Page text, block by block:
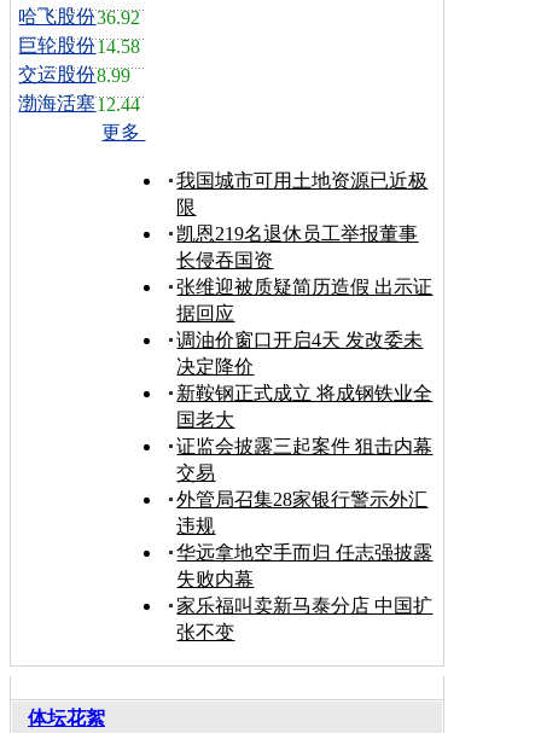
哈飞股份36.92
巨轮股份14.58
交运股份8.99
渤海活塞12.44
更多
我国城市可用土地资源已近极
限
凯恩219名退休员工举报董事
长侵吞国资
张维迎被质疑简历造假 出示证
据回应
调油价窗口开启4天 发改委未
决定降价
新鞍钢正式成立 将成钢铁业全
国老大
证监会披露三起案件 狙击内幕
交易
外管局召集28家银行警示外汇
违规
华远拿地空手而归 任志强披露
失败内幕
家乐福叫卖新马泰分店 中国扩
张不变
体坛花絮